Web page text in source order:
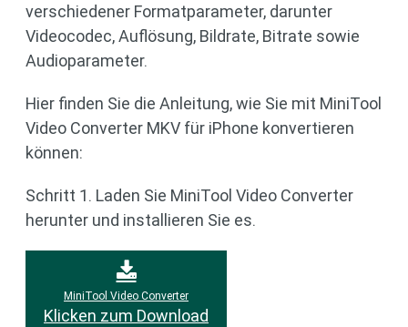
verschiedener Formatparameter, darunter
Videocodec, Auflösung, Bildrate, Bitrate sowie
Audioparameter.
Hier finden Sie die Anleitung, wie Sie mit MiniTool
Video Converter MKV für iPhone konvertieren
können:
Schritt 1. Laden Sie MiniTool Video Converter
herunter und installieren Sie es.
MiniTool Video Converter
Klicken zum Download